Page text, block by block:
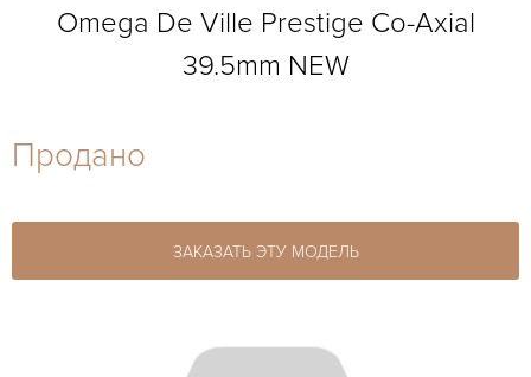
27-44
Omega De Ville Prestige Co-Axial
39.5mm NEW
Продано
ЗАКАЗАТЬ ЭТУ МОДЕЛЬ